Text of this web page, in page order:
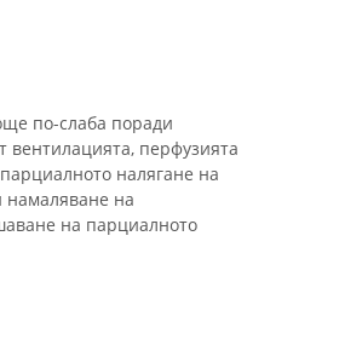
по-слаба поради
вентилацията, перфузията
налягане на
намаляване на
на парциалното